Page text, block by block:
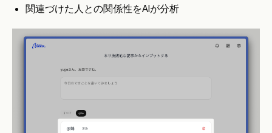
関連づけた人との関係性をAIが分析